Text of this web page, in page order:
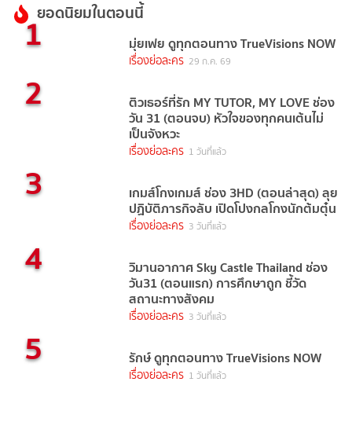
ยอดนิยมในตอนนี้
1 มุ่ยเฟย ดูทุกตอนทาง TrueVisions NOW
เรื่องย่อละคร 29 ก.ค. 69
2 ติวเธอร์ที่รัก MY TUTOR, MY LOVE ช่อง
วัน 31 (ตอนจบ) หัวใจของทุกคนเต้นไม่
เป็นจังหวะ
เรื่องย่อละคร 1 วันที่แล้ว
3 เกมส์โกงเกมส์ ช่อง 3HD (ตอนล่าสุด) ลุย
ปฏิบัติภารกิจลับ เปิดโปงกลโกงนักต้มตุ๋น
เรื่องย่อละคร 3 วันที่แล้ว
4 วิมานอากาศ Sky Castle Thailand ช่อง
วัน31 (ตอนแรก) การศึกษาถูก ชี้วัด
สถานะทางสังคม
เรื่องย่อละคร 3 วันที่แล้ว
5 รักษ์ ดูทุกตอนทาง TrueVisions NOW
เรื่องย่อละคร 1 วันที่แล้ว